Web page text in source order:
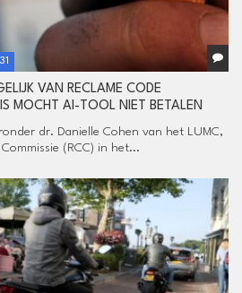
VAN RECLAME CODE
MOCHT AI-TOOL NIET BETALEN
dr. Danielle Cohen van het LUMC,
(RCC) in het...